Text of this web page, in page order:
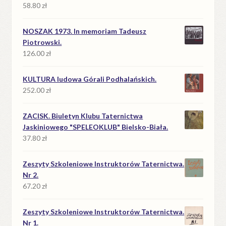
58.80zł
NOSZAK 1973. In memoriam Tadeusz
Piotrowski.
126.00zł
KULTURA ludowa Górali Podhalańskich.
252.00zł
ZACISK. Biuletyn Klubu Taternictwa
Jaskiniowego "SPELEOKLUB" Bielsko-Biała.
37.80zł
Zeszyty Szkoleniowe Instruktorów Taternictwa.
Nr 2.
67.20zł
Zeszyty Szkoleniowe Instruktorów Taternictwa.
Nr 1.